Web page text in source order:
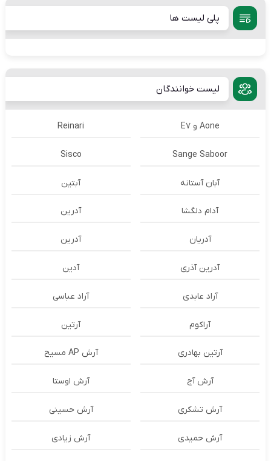
پلی لیست ها
لیست خوانندگان
Aone و E7 Reinari
Sange Saboor
Sisco
آبان آستانه آبتین
آدام دلگشا آدرين
آدریان آدرین
آدرین آذری آدین
آراد عابدی آراد عباسی
آراکوم آرتین
آرتین بهادری آرش AP مسیح
آرش آج آرش اوستا
آرش تشکری آرش حسینی
آرش حمیدی آرش زیادی